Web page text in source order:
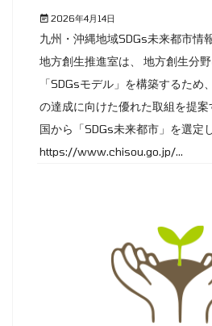
2026年4月14日
九州・沖縄地域SDGs未来都市情
地方創生推進室は、 地方創生分
「SDGsモデル」を構築するため
の達成に向けた優れた取組を提
国から「SDGs未来都市」を選定
https://www.chisou.go.jp/...